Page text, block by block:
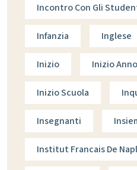
Incontro Con Gli
Infanzia Inglese
Inizio Inizio
Inizio Scuola
Insegnanti
Institut Francais De